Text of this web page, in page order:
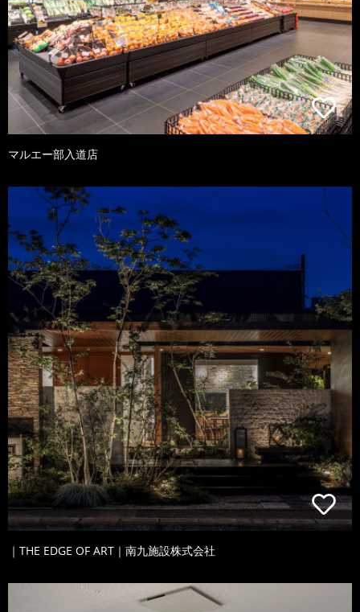
マルエー部入道店
｜THE EDGE OF ART｜南九施設株式会社